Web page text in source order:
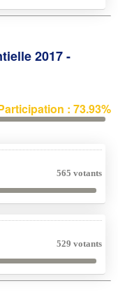
2017 -
: 73.93%
565 votants
529 votants